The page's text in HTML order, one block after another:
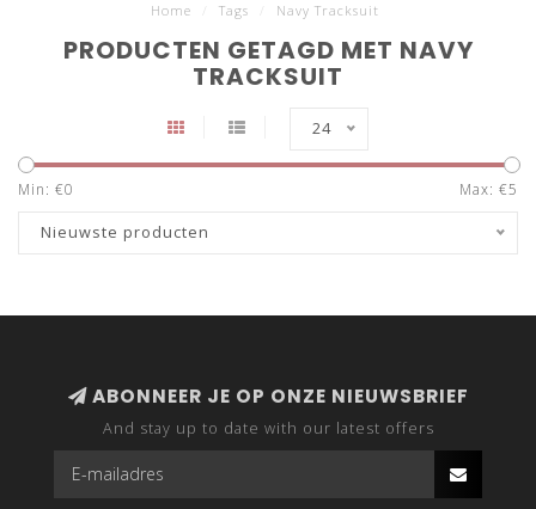
Home Tags Navy Tracksuit
PRODUCTEN GETAGD MET NAVY
TRACKSUIT
24
Min: €0 Max: €5
Nieuwste producten
ABONNEER JE OP ONZE NIEUWSBRIEF
And stay up to date with our latest offers